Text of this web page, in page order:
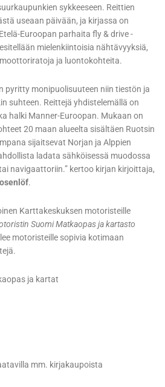
sykkeeseen. Reittien
useaan päivään, ja kirjassa on
Euroopan parhaita fly & drive -
mielenkiintoisia nähtävyyksiä,
ja luontokohteita.
pyritty monipuolisuuteen niin tiestön ja
suhteen. Reittejä yhdistelemällä on
halki Manner-Euroopan. Mukaan on
20 maan alueelta sisältäen Ruotsin
sijaitsevat Norjan ja Alppien
ladata sähköisessä muodossa
navigaattoriin.” kertoo kirjan kirjoittaja,
.
Karttakeskuksen motoristeille
Suomi Matkaopas ja kartasto
motoristeille sopivia kotimaan
ja kartat
mm. kirjakaupoista